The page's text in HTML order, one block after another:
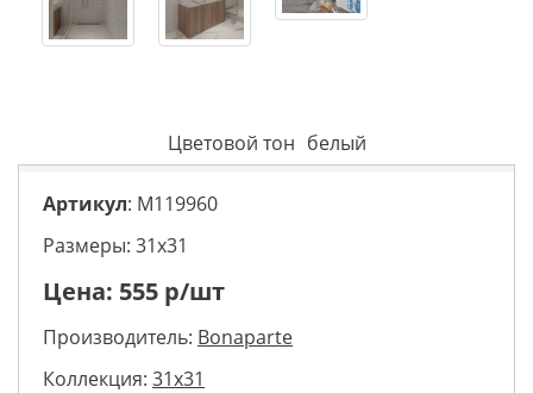
Цветовой тон белый
Артикул: M119960
Размеры: 31х31
Цена: 555 р/шт
Производитель: Bonaparte
Коллекция: 31x31